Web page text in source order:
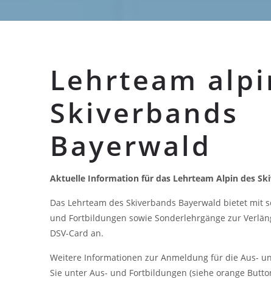
Lehrteam
Skiverbands
Bayerwald
Aktuelle Information für das Lehrteam Alpin des
Das Lehrteam des Skiverbands Bayerwald bietet mit
und Fortbildungen sowie Sonderlehrgänge zur
DSV-Card an.
Weitere Informationen zur Anmeldung für die Aus-
Sie unter Aus- und Fortbildungen (siehe orange